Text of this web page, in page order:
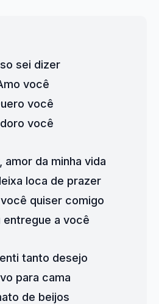
so sei dizer
você
você
você
amor da minha vida
loca de prazer
quiser comigo
entregue a você
tanto desejo
para cama
de beijos